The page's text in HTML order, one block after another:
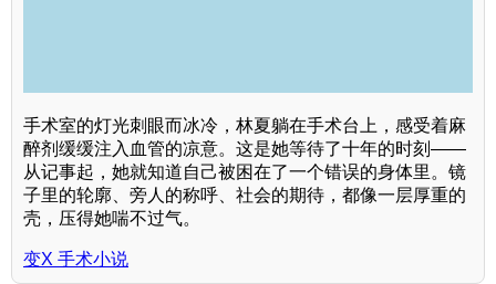
手术室的灯光刺眼而冰冷，林夏躺在手术台上，感受着麻
醉剂缓缓注入血管的凉意。这是她等待了十年的时刻——
从记事起，她就知道自己被困在了一个错误的身体里。镜
子里的轮廓、旁人的称呼、社会的期待，都像一层厚重的
壳，压得她喘不过气。
变X 手术小说